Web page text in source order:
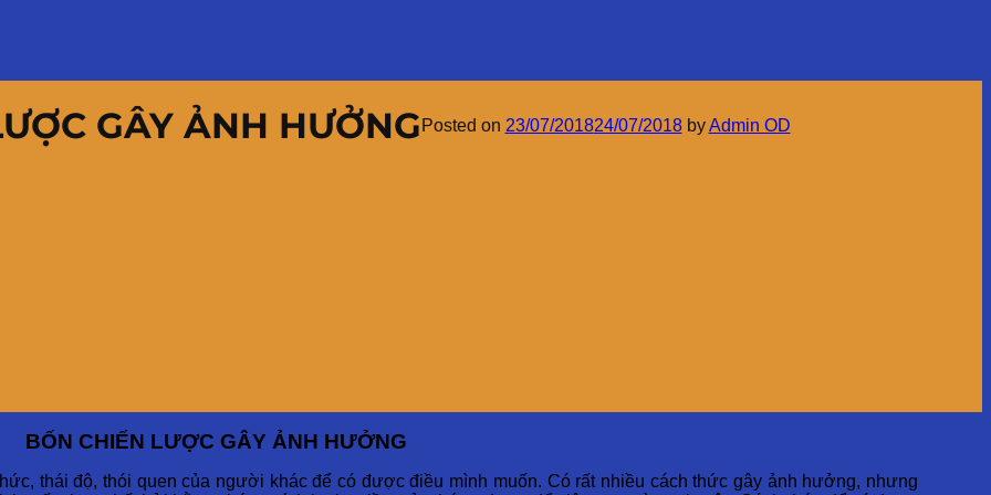
GÂY ẢNH HƯỞNG Posted on 23/07/201824/07/2018 byAdmin OD
BỐN CHIẾN LƯỢC GÂY ẢNH HƯỞNG
thái độ, thói quen của người khác để có được điều mình muốn. Có rất nhiều cách thức gây ảnh hưởng, nhưng